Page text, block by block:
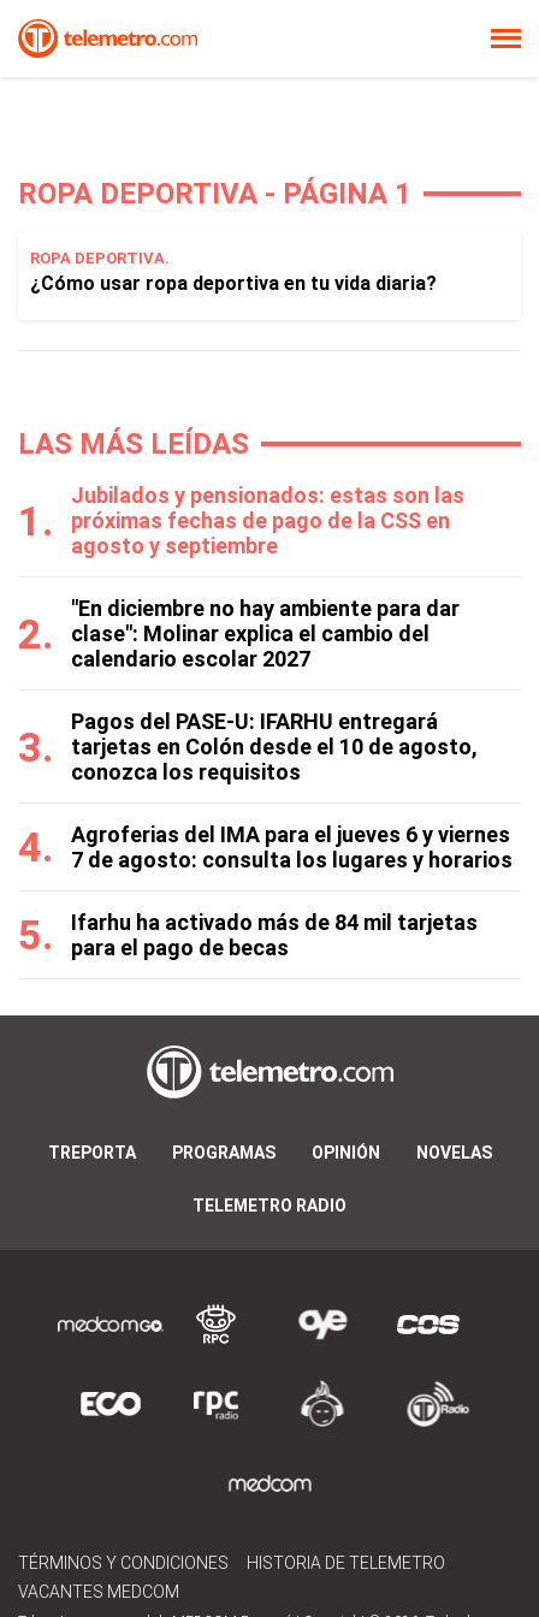
ROPA DEPORTIVA - PÁGINA 1
ROPA DEPORTIVA.
¿Cómo usar ropa deportiva en tu vida diaria?
LAS MÁS LEÍDAS
Jubilados y pensionados: estas son las
próximas fechas de pago de la CSS en
agosto y septiembre
"En diciembre no hay ambiente para dar
clase": Molinar explica el cambio del
calendario escolar 2027
Pagos del PASE-U: IFARHU entregará
tarjetas en Colón desde el 10 de agosto,
conozca los requisitos
Agroferias del IMA para el jueves 6 y viernes
7 de agosto: consulta los lugares y horarios
Ifarhu ha activado más de 84 mil tarjetas
para el pago de becas
TREPORTA PROGRAMAS OPINIÓN NOVELAS
TELEMETRO RADIO
TÉRMINOS Y CONDICIONES
HISTORIA DE TELEMETRO
VACANTES MEDCOM